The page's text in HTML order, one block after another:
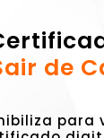
de
para